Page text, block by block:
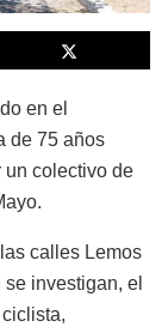
en el
de 75 años
un colectivo de
calles Lemos
investigan, el